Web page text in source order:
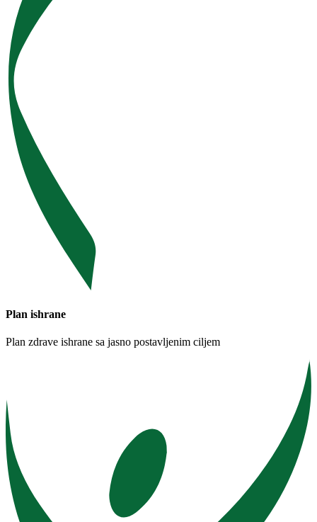
Plan ishrane
Plan zdrave ishrane sa jasno postavljenim ciljem